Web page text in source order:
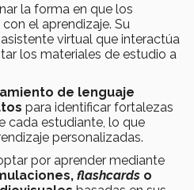
la forma en que los
el aprendizaje. Su
virtual que interactúa
los materiales de estudio a
de lenguaje
para identificar fortalezas
cada estudiante, lo que
personalizadas.
por aprender mediante
flashcards o